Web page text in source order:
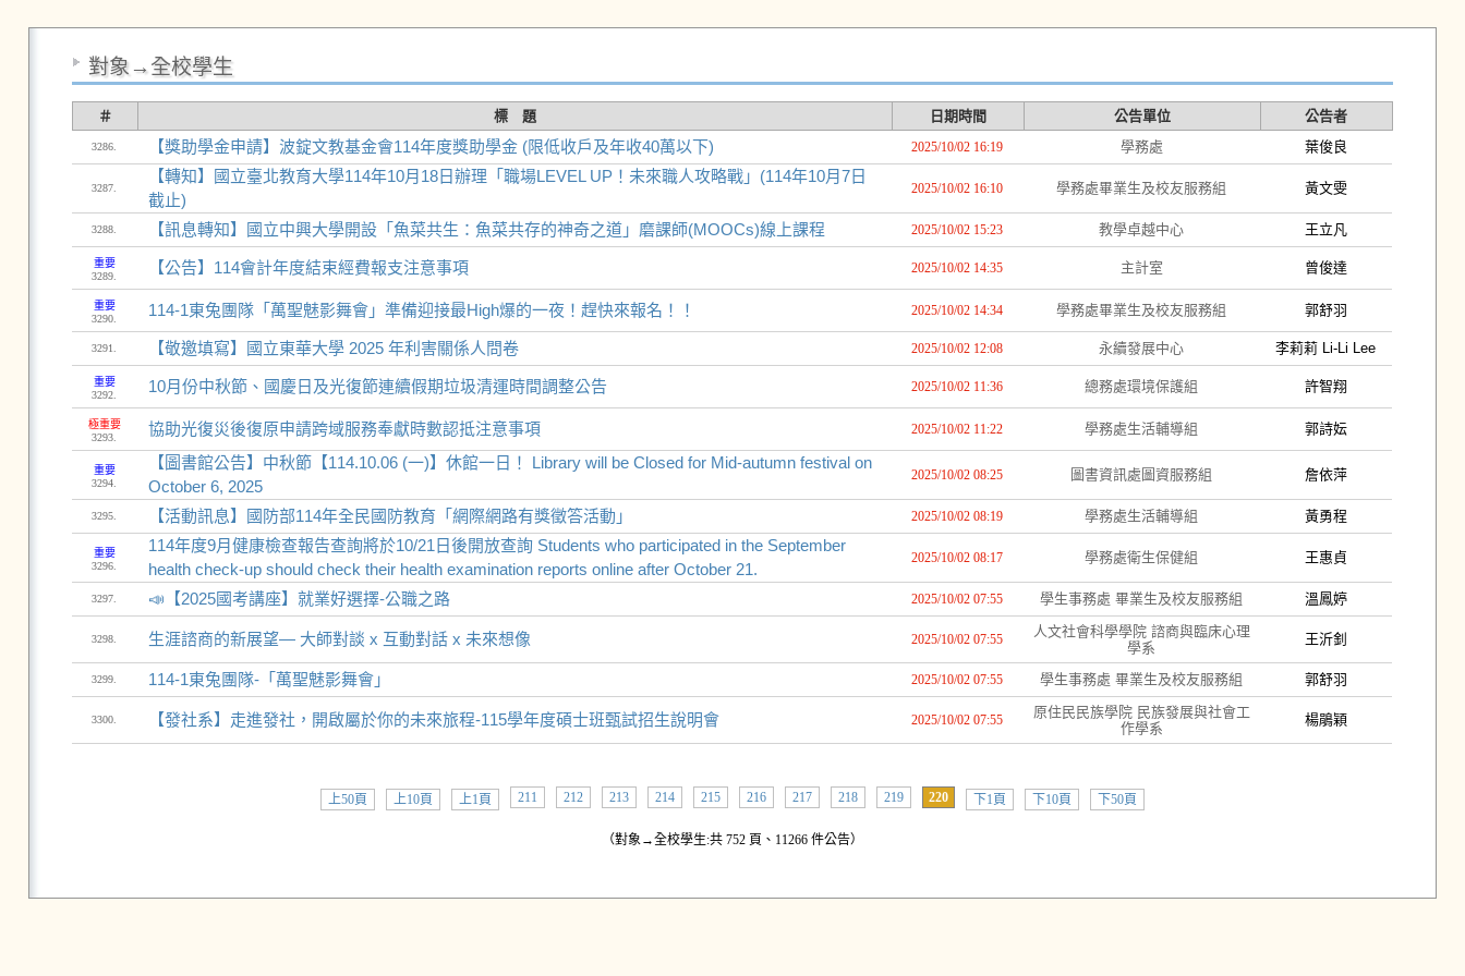
對象→全校學生
＃ 標 題 日期時間 公告單位 公告者
3286. 【獎助學金申請】波錠文教基金會114年度獎助學金 (限低收戶及年收40萬以下) 2025/10/02 16:19 學務處 葉俊良
3287.
【轉知】國立臺北教育大學114年10月18日辦理「職場LEVEL UP！未來職人攻略戰」(114年10月7日
截止)
2025/10/02 16:10 學務處畢業生及校友服務組 黃文雯
3288. 【訊息轉知】國立中興大學開設「魚菜共生：魚菜共存的神奇之道」磨課師(MOOCs)線上課程 2025/10/02 15:23 教學卓越中心 王立凡
重要
3289.
【公告】114會計年度結束經費報支注意事項 2025/10/02 14:35 主計室 曾俊達
重要
3290.
114-1東兔團隊「萬聖魅影舞會」準備迎接最High爆的一夜！趕快來報名！！ 2025/10/02 14:34 學務處畢業生及校友服務組 郭舒羽
3291. 【敬邀填寫】國立東華大學 2025 年利害關係人問卷 2025/10/02 12:08 永續發展中心 李莉莉 Li-Li Lee
重要
3292.
10月份中秋節、國慶日及光復節連續假期垃圾清運時間調整公告 2025/10/02 11:36 總務處環境保護組 許智翔
極重要
3293.
協助光復災後復原申請跨域服務奉獻時數認抵注意事項 2025/10/02 11:22 學務處生活輔導組 郭詩妘
重要
3294.
【圖書館公告】中秋節【114.10.06 (一)】休館一日！ Library will be Closed for Mid-autumn festival on
October 6, 2025
2025/10/02 08:25 圖書資訊處圖資服務組 詹依萍
3295. 【活動訊息】國防部114年全民國防教育「網際網路有獎徵答活動」 2025/10/02 08:19 學務處生活輔導組 黃勇程
重要
3296.
114年度9月健康檢查報告查詢將於10/21日後開放查詢 Students who participated in the September
health check-up should check their health examination reports online after October 21.
2025/10/02 08:17 學務處衛生保健組 王惠貞
3297. 📣【2025國考講座】就業好選擇-公職之路 2025/10/02 07:55 學生事務處 畢業生及校友服務組 溫鳳婷
3298. 生涯諮商的新展望— 大師對談 x 互動對話 x 未來想像 2025/10/02 07:55
人文社會科學學院 諮商與臨床心理
學系
王沂釗
3299. 114-1東兔團隊-「萬聖魅影舞會」 2025/10/02 07:55 學生事務處 畢業生及校友服務組 郭舒羽
3300. 【發社系】走進發社，開啟屬於你的未來旅程-115學年度碩士班甄試招生說明會 2025/10/02 07:55
原住民民族學院 民族發展與社會工
作學系
楊鵑穎
上50頁 上10頁 上1頁 211 212 213 214 215 216 217 218 219 220 下1頁 下10頁 下50頁
（對象→全校學生:共 752 頁、11266 件公告）